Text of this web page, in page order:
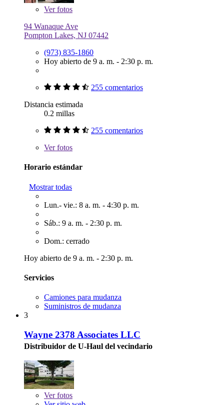
Verfotos
94 Wanaque Ave
Pompton Lakes, NJ 07442
(973) 835-1860
Hoy abierto de 9 a. m. - 2:30 p. m.
255 comentarios
Distancia estimada
0.2 millas
255 comentarios
Verfotos
Horario estándar
Mostrar todas
Lun.- vie.: 8 a. m. - 4:30 p. m.
Sáb.: 9 a. m. - 2:30 p. m.
Dom.: cerrado
Hoy abierto de 9 a. m. - 2:30 p. m.
Servicios
Camiones para mudanza
Suministros de mudanza
3
Wayne 2378 Associates LLC
Distribuidor de U-Haul del vecindario
Verfotos